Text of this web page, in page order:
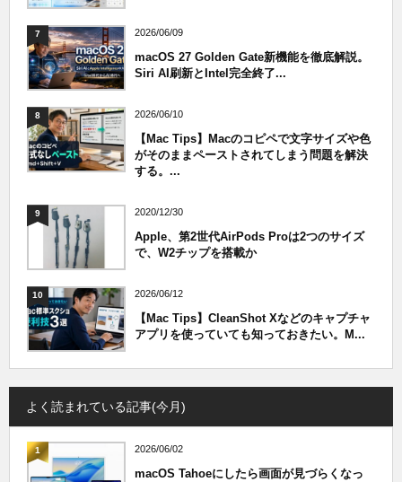
7 2026/06/09
macOS 27 Golden Gate新機能を徹底解説。
Siri AI刷新とIntel完全終了...
8 2026/06/10
【Mac Tips】Macのコピペで文字サイズや色
がそのままペーストされてしまう問題を解決
する。...
9 2020/12/30
Apple、第2世代AirPods Proは2つのサイズ
で、W2チップを搭載か
10 2026/06/12
【Mac Tips】CleanShot Xなどのキャプチャ
アプリを使っていても知っておきたい。M...
よく読まれている記事(今月)
1 2026/06/02
macOS Tahoeにしたら画面が見づらくなっ